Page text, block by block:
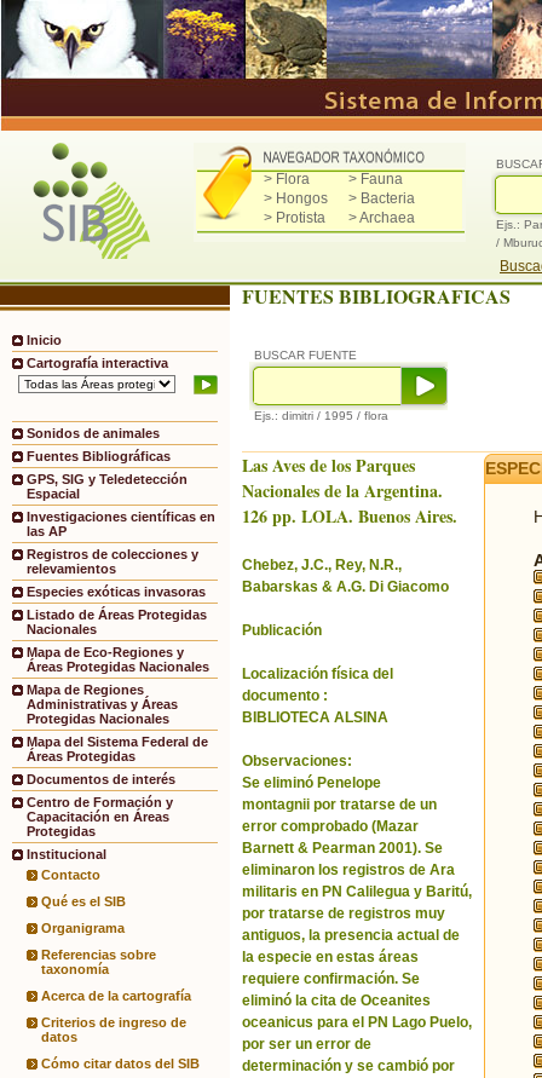
> Flora
> Fauna
> Hongos
> Bacteria
> Protista
> Archaea
Ejs.:
/
Inicio
Cartografía interactiva
Sonidos de animales
Fuentes Bibliográficas
GPS, SIG y Teledetección
Espacial
Investigaciones científicas en
las AP
Registros de colecciones y
relevamientos
Especies exóticas invasoras
Listado de Áreas Protegidas
Nacionales
Mapa de Eco-Regiones y
Áreas Protegidas Nacionales
Mapa de Regiones
Administrativas y Áreas
Protegidas Nacionales
Mapa del Sistema Federal de
Áreas Protegidas
Documentos de interés
Centro de Formación y
Capacitación en Áreas
Protegidas
Institucional
Contacto
Qué es el SIB
Organigrama
Referencias sobre
taxonomía
Acerca de la cartografía
Criterios de ingreso de
datos
Cómo citar datos del SIB
FUENTES BIBLIOGRAFICAS
BUSCAR FUENTE
Ejs.: dimitri / 1995 / flora
Las Aves de los Parques
Nacionales de la Argentina.
126 pp. LOLA. Buenos Aires.
Chebez, J.C., Rey, N.R.,
Babarskas & A.G. Di Giacomo
Publicación
Localización física del
documento :
BIBLIOTECA ALSINA
Observaciones:
Se eliminó Penelope
montagnii por tratarse de un
error comprobado (Mazar
Barnett & Pearman 2001). Se
eliminaron los registros de Ara
militaris en PN Calilegua y Baritú,
por tratarse de registros muy
antiguos, la presencia actual de
la especie en estas áreas
requiere confirmación. Se
eliminó la cita de Oceanites
oceanicus para el PN Lago Puelo,
por ser un error de
determinación y se cambió por